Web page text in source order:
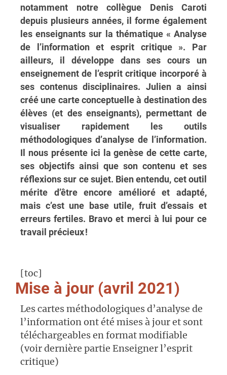
notamment notre collègue Denis Caroti
depuis plusieurs années, il forme également
les enseignants sur la thématique « Analyse
de l’information et esprit critique ». Par
ailleurs, il développe dans ses cours un
enseignement de l’esprit critique incorporé à
ses contenus disciplinaires. Julien a ainsi
créé une carte conceptuelle à destination des
élèves (et des enseignants), permettant de
visualiser rapidement les outils
méthodologiques d’analyse de l’information.
Il nous présente ici la genèse de cette carte,
ses objectifs ainsi que son contenu et ses
réflexions sur ce sujet. Bien entendu, cet outil
mérite d’être encore amélioré et adapté,
mais c’est une base utile, fruit d’essais et
erreurs fertiles. Bravo et merci à lui pour ce
travail précieux !
[toc]
Mise à jour (avril 2021)
Les cartes méthodologiques d’analyse de
l’information ont été mises à jour et sont
téléchargeables en format modifiable
(voir dernière partie Enseigner l’esprit
critique)